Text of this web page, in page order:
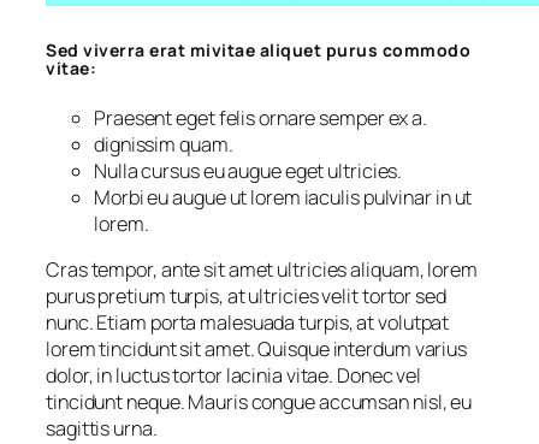
Sed viverra erat mivitae aliquet purus commodo
vitae:
Praesent eget felis ornare semper ex a.
dignissim quam.
Nulla cursus eu augue eget ultricies.
Morbi eu augue ut lorem iaculis pulvinar in ut
lorem.
Cras tempor, ante sit amet ultricies aliquam, lorem
purus pretium turpis, at ultricies velit tortor sed
nunc. Etiam porta malesuada turpis, at volutpat
lorem tincidunt sit amet. Quisque interdum varius
dolor, in luctus tortor lacinia vitae. Donec vel
tincidunt neque. Mauris congue accumsan nisl, eu
sagittis urna.